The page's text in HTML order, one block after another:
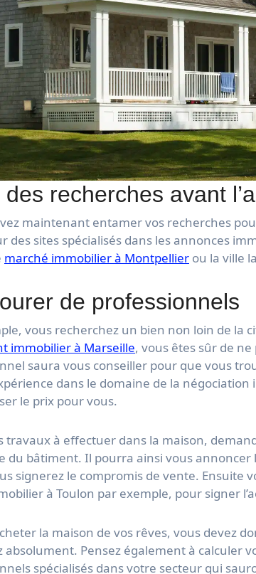
des recherches avant
maintenant entamer vos recherches
des sites spécialisés dans les annonces
marché immobilier à Montpellier ou la ville
de professionnels
vous recherchez un bien non loin de la
immobilier à Marseille, vous êtes sûr de
saura vous conseiller pour que vous
dans le domaine de la
le prix pour vous.
travaux à effectuer dans la maison,
du bâtiment. Il pourra ainsi vous
signerez le compromis de vente. Ensuite
à Toulon par exemple, pour signer
la maison de vos rêves, vous devez
absolument. Pensez également à calculer
spécialisés dans votre secteur qui